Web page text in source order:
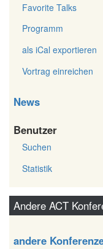
Favorite Talks
Programm
als iCal exportieren
Vortrag einreichen
News
Benutzer
Suchen
Statistik
Andere ACT
andere